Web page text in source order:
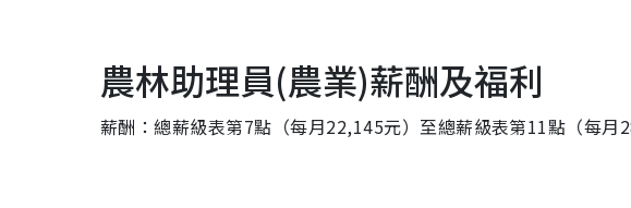
農林助理員(農業)薪酬及福利
薪酬：總薪級表第7點（每月22,145元）至總薪級表第11點（每月